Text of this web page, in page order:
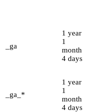
_ga
1 year
1
month
4 days
_ga_*
1 year
1
month
4 days